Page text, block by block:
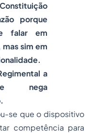
porque
falar em
sim em
a
nega
se que o dispositivo
competência para